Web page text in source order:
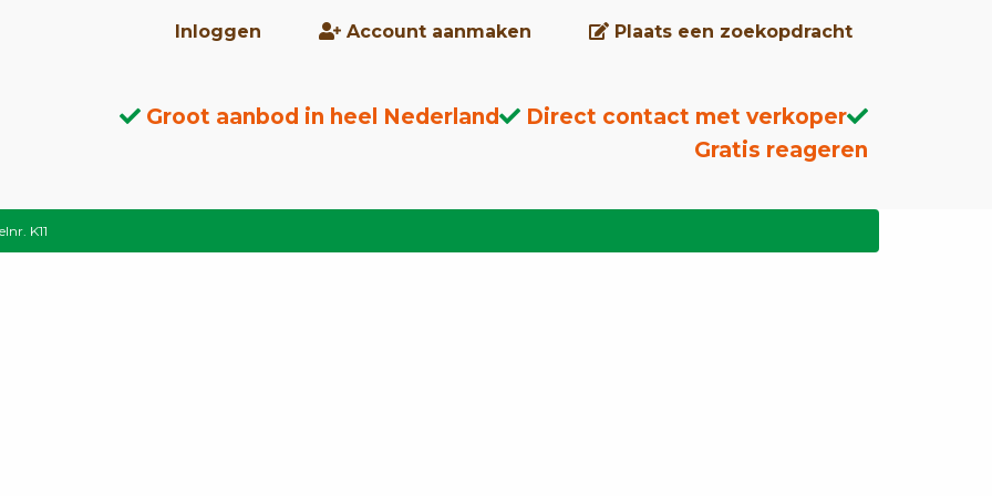
Inloggen Account aanmaken Plaats een zoekopdracht
Groot aanbod in heel Nederland
Direct contact met verkoper
Gratis reageren
K11